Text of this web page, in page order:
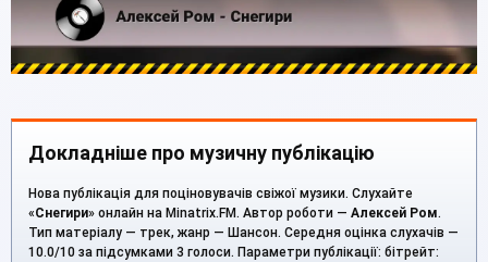
Докладніше про музичну публікацію
Нова публікація для поціновувачів свіжої музики. Слухайте
«Снегири» онлайн на Minatrix.FM. Автор роботи — Алексей Ром.
Тип матеріалу — трек, жанр — Шансон. Середня оцінка слухачів —
10.0/10 за підсумками 3 голоси. Параметри публікації: бітрейт: